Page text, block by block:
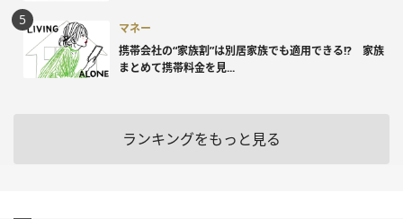
マネー
携帯会社の“家族割”は別居家族でも適用できる!? 家族
まとめて携帯料金を見...
ランキングをもっと見る